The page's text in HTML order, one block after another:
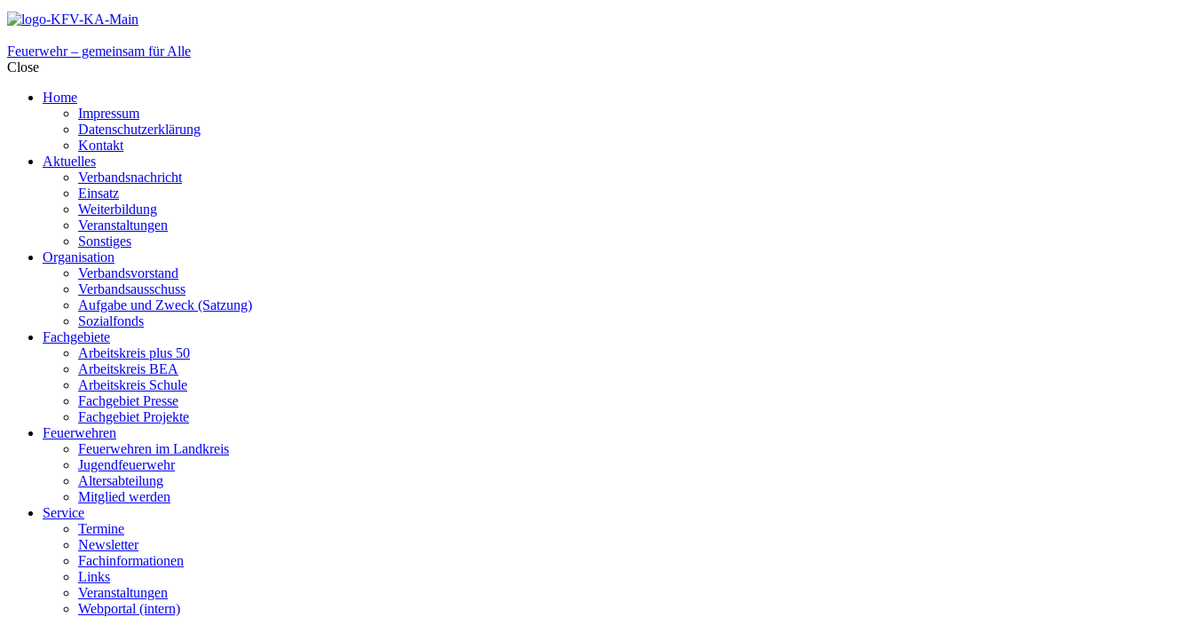
Feuerwehr – gemeinsam für Alle
Close
Home
Impressum
Datenschutzerklärung
Kontakt
Aktuelles
Verbandsnachricht
Einsatz
Weiterbildung
Veranstaltungen
Sonstiges
Organisation
Verbandsvorstand
Verbandsausschuss
Aufgabe und Zweck (Satzung)
Sozialfonds
Fachgebiete
Arbeitskreis plus 50
Arbeitskreis BEA
Arbeitskreis Schule
Fachgebiet Presse
Fachgebiet Projekte
Feuerwehren
Feuerwehren im Landkreis
Jugendfeuerwehr
Altersabteilung
Mitglied werden
Service
Termine
Newsletter
Fachinformationen
Links
Veranstaltungen
Webportal (intern)